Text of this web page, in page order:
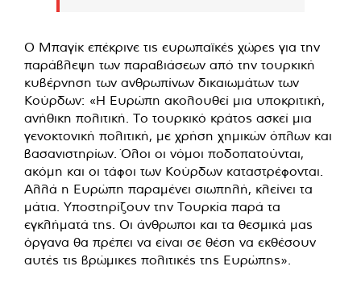
Ο Μπαγίκ επέκρινε τις ευρωπαϊκές χώρες για την
παράβλεψη των παραβιάσεων από την τουρκική
κυβέρνηση των ανθρωπίνων δικαιωμάτων των
Κούρδων: «Η Ευρώπη ακολουθεί μια υποκριτική,
ανήθικη πολιτική. Το τουρκικό κράτος ασκεί μια
γενοκτονική πολιτική, με χρήση χημικών όπλων και
βασανιστηρίων. Όλοι οι νόμοι ποδοπατούνται,
ακόμη και οι τάφοι των Κούρδων καταστρέφονται.
Αλλά η Ευρώπη παραμένει σιωπηλή, κλείνει τα
μάτια. Υποστηρίζουν την Τουρκία παρά τα
εγκλήματά της. Οι άνθρωποι και τα θεσμικά μας
όργανα θα πρέπει να είναι σε θέση να εκθέσουν
αυτές τις βρώμικες πολιτικές της Ευρώπης».